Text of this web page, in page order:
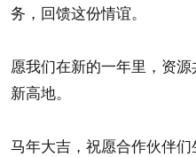
务，回馈这份情谊。
愿我们在新的一年里，资
新高地。
马年大吉，祝愿合作伙伴